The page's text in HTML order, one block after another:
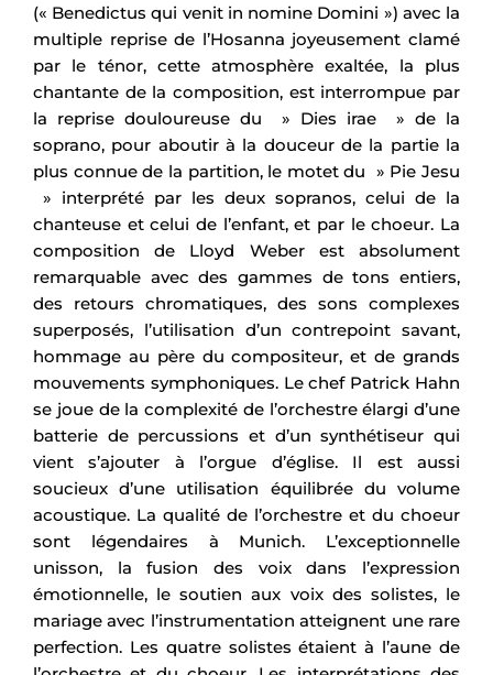
(« Benedictus qui venit in nomine Domini ») avec la
multiple reprise de l’Hosanna joyeusement clamé
par le ténor, cette atmosphère exaltée, la plus
chantante de la composition, est interrompue par
la reprise douloureuse du » Dies irae » de la
soprano, pour aboutir à la douceur de la partie la
plus connue de la partition, le motet du » Pie Jesu
» interprété par les deux sopranos, celui de la
chanteuse et celui de l’enfant, et par le choeur. La
composition de Lloyd Weber est absolument
remarquable avec des gammes de tons entiers,
des retours chromatiques, des sons complexes
superposés, l’utilisation d’un contrepoint savant,
hommage au père du compositeur, et de grands
mouvements symphoniques. Le chef Patrick Hahn
se joue de la complexité de l’orchestre élargi d’une
batterie de percussions et d’un synthétiseur qui
vient s’ajouter à l’orgue d’église. Il est aussi
soucieux d’une utilisation équilibrée du volume
acoustique. La qualité de l’orchestre et du choeur
sont légendaires à Munich. L’exceptionnelle
unisson, la fusion des voix dans l’expression
émotionnelle, le soutien aux voix des solistes, le
mariage avec l’instrumentation atteignent une rare
perfection. Les quatre solistes étaient à l’aune de